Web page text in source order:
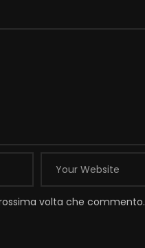
volta che commento.